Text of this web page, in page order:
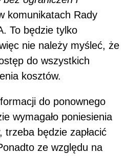
komunikatach Rady
To będzie tylko
nie należy myśleć, że
do wszystkich
kosztów.
do ponownego
wymagało poniesienia
będzie zapłacić
ze względu na